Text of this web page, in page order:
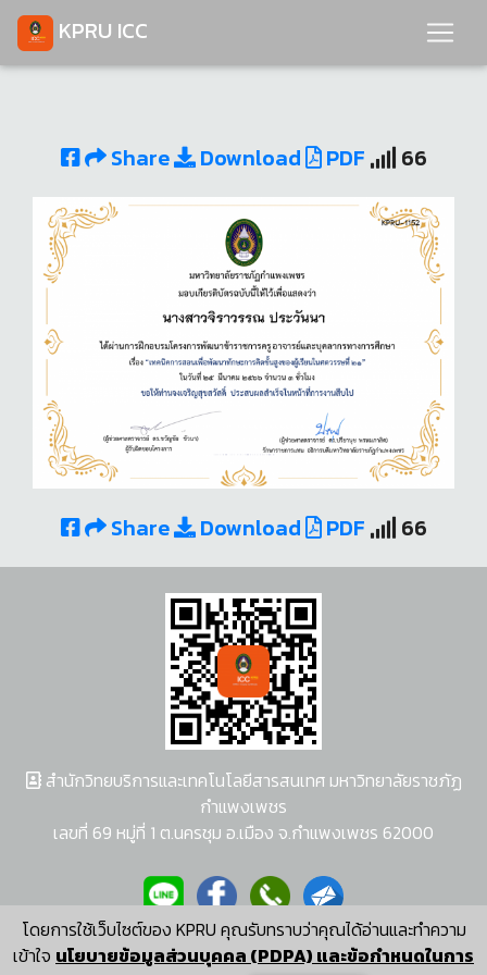
KPRU ICC
Share Download PDF 66
Share Download PDF 66
โดยการใช้เว็บไซต์ของ KPRU คุณรับทราบว่าคุณได้อ่านและทำความ
เข้าใจ นโยบายข้อมูลส่วนบุคคล (PDPA) และข้อกำหนดในการ
สำนักวิทยบริการและเทคโนโลยีสารสนเทศ มหาวิทยาลัยราชภัฏ
กำแพงเพชร
เลขที่ 69 หมู่ที่ 1 ต.นครชุม อ.เมือง จ.กำแพงเพชร 62000
ผู้พัฒนาระบบ อนุชา พวงผกา